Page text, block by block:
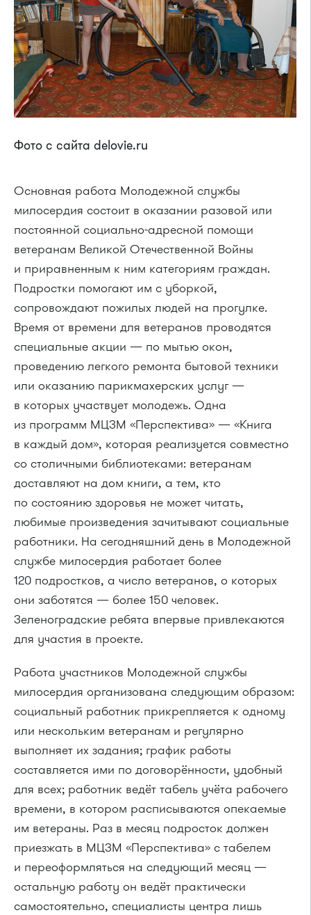
Фото с сайта delovie.ru
Основная работа Молодежной службы
милосердия состоит в оказании разовой или
постоянной социально-адресной помощи
ветеранам Великой Отечественной Войны
и приравненным к ним категориям граждан.
Подростки помогают им с уборкой,
сопровождают пожилых людей на прогулке.
Время от времени для ветеранов проводятся
специальные акции — по мытью окон,
проведению легкого ремонта бытовой техники
или оказанию парикмахерских услуг —
в которых участвует молодежь. Одна
из программ МЦЗМ «Перспектива» — «Книга
в каждый дом», которая реализуется совместно
со столичными библиотеками: ветеранам
доставляют на дом книги, а тем, кто
по состоянию здоровья не может читать,
любимые произведения зачитывают социальные
работники. На сегодняшний день в Молодежной
службе милосердия работает более
120 подростков, а число ветеранов, о которых
они заботятся — более 150 человек.
Зеленоградские ребята впервые привлекаются
для участия в проекте.
Работа участников Молодежной службы
милосердия организована следующим образом:
социальный работник прикрепляется к одному
или нескольким ветеранам и регулярно
выполняет их задания; график работы
составляется ими по договорённости, удобный
для всех; работник ведёт табель учёта рабочего
времени, в котором расписываются опекаемые
им ветераны. Раз в месяц подросток должен
приезжать в МЦЗМ «Перспектива» с табелем
и переоформляться на следующий месяц —
остальную работу он ведёт практически
самостоятельно, специалисты центра лишь